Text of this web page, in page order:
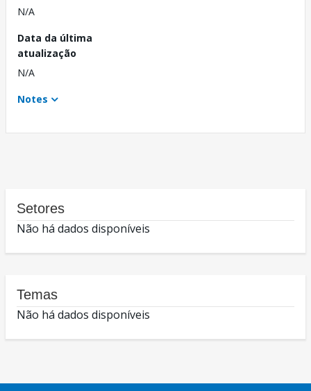
N/A
Data da última
atualização
N/A
Notes
Setores
Não há dados disponíveis
Temas
Não há dados disponíveis